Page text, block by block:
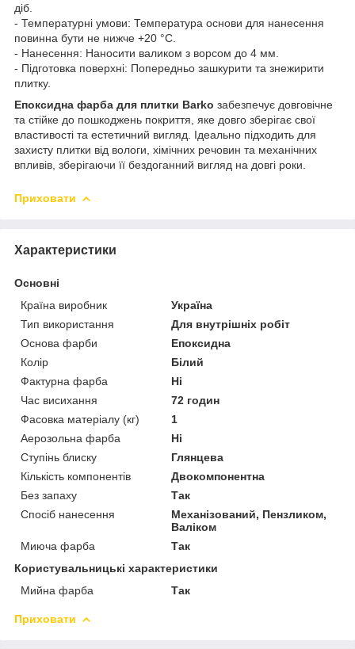
діб.
- Температурні умови: Температура основи для нанесення
повинна бути не нижче +20 °C.
- Нанесення: Наносити валиком з ворсом до 4 мм.
- Підготовка поверхні: Попередньо зашкурити та знежирити
плитку.
Епоксидна фарба для плитки Barko забезпечує довговічне
та стійке до пошкоджень покриття, яке довго зберігає свої
властивості та естетичний вигляд. Ідеально підходить для
захисту плитки від вологи, хімічних речовин та механічних
впливів, зберігаючи її бездоганний вигляд на довгі роки.
Приховати
Характеристики
Основні
Країна виробник
Україна
Тип використання
Для внутрішніх робіт
Основа фарби
Епоксидна
Колір
Білий
Фактурна фарба
Ні
Час висихання
72 годин
Фасовка матеріалу (кг)
1
Аерозольна фарба
Ні
Ступінь блиску
Глянцева
Кількість компонентів
Двокомпонентна
Без запаху
Так
Спосіб нанесення
Механізований, Пензликом,
Валіком
Миюча фарба
Так
Користувальницькі характеристики
Мийна фарба
Так
Приховати